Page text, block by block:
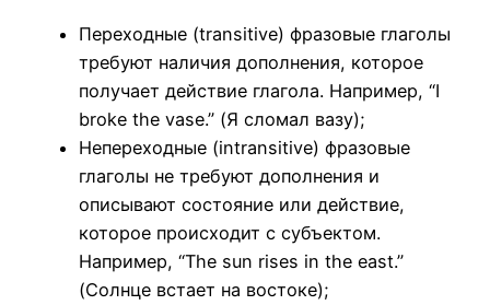
Переходные (transitive) фразовые глаголы
требуют наличия дополнения, которое
получает действие глагола. Например, “I
broke the vase.” (Я сломал вазу);
Непереходные (intransitive) фразовые
глаголы не требуют дополнения и
описывают состояние или действие,
которое происходит с субъектом.
Например, “The sun rises in the east.”
(Солнце встает на востоке);